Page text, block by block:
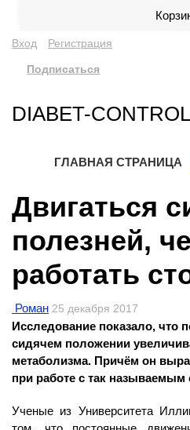
Вход Регистрация
Подписаться
DIABET-
ГЛАВНАЯ СТРАНИЦА
Двигаться
полезней,
работать
Роман 25 декабря 2017
Исследование показало, что
сидячем положении
метаболизма. Причём он
при работе с так называемым
Ученые из Университета